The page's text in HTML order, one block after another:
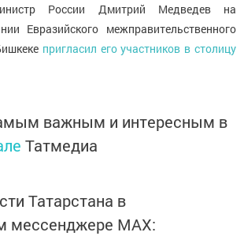
России Дмитрий Медведев на
Евразийского межправительственного
пригласил его участников в столицу
важным и интересным в
Татмедиа
Татарстана в
мессенджере MАХ: